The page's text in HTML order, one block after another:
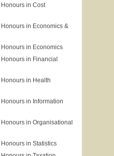
in Cost
in Economics &
in Economics
in Financial
in Health
in Information
in Organisational
in Statistics